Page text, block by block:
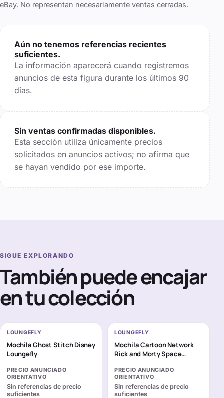
eBay. No representan necesariamente ventas cerradas.
Aún no tenemos referencias recientes
suficientes.
La información aparecerá cuando registremos
anuncios de esta figura durante los últimos 90
días.
Sin ventas confirmadas disponibles.
Esta sección utiliza únicamente precios
solicitados en anuncios activos; no afirma que
se hayan vendido por ese importe.
SIGUE EXPLORANDO
También puede encajar
en tu colección
LOUNGEFLY
Mochila Ghost Stitch Disney
Loungefly
PRECIO ANUNCIADO
ORIENTATIVO
Sin referencias de precio
suficientes
LOUNGEFLY
Mochila Cartoon Network
Rick and Morty Space
PRECIO ANUNCIADO
ORIENTATIVO
Sin referencias de precio
suficientes